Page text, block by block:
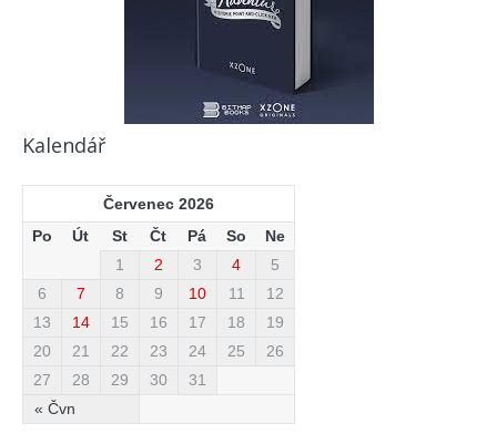
Kalendář
Červenec 2026
Po
Út St Čt Pá So Ne
« Čvn
1 2 3 4
5
6
7 8 9 10 11
12
13
14 15 16 17 18
19
20
21 22 23 24 25
26
27
28 29 30 31